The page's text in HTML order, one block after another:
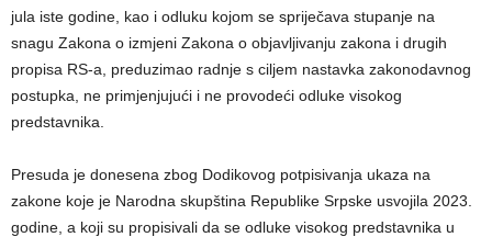
jula iste godine, kao i odluku kojom se spriječava stupanje na
snagu Zakona o izmjeni Zakona o objavljivanju zakona i drugih
propisa RS-a, preduzimao radnje s ciljem nastavka zakonodavnog
postupka, ne primjenjujući i ne provodeći odluke visokog
predstavnika.
Presuda je donesena zbog Dodikovog potpisivanja ukaza na
zakone koje je Narodna skupština Republike Srpske usvojila 2023.
godine, a koji su propisivali da se odluke visokog predstavnika u